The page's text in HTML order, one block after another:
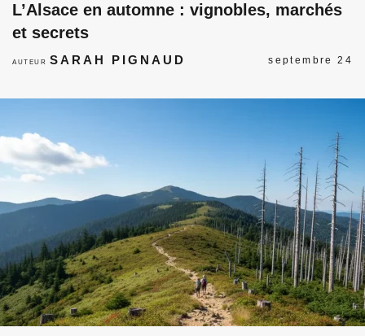
L’Alsace en automne : vignobles, marchés
et secrets
AUTEURSARAH PIGNAUD septembre 24